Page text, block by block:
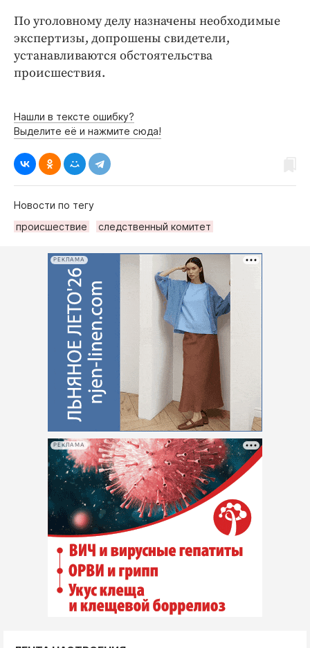
По уголовному делу назначены необходимые
экспертизы, допрошены свидетели,
устанавливаются обстоятельства
происшествия.
Нашли в тексте ошибку?
Выделите её и нажмите сюда!
Новости по тегу
происшествие
следственный комитет
РЕКЛАМА
РЕКЛАМА